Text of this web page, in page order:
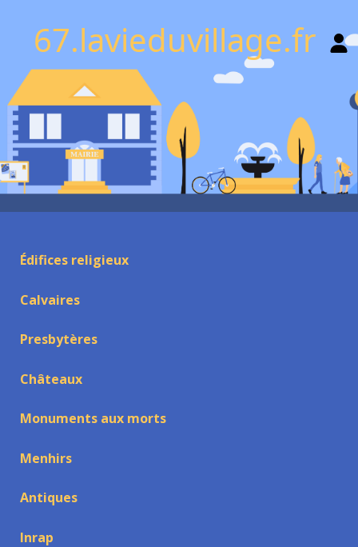
67.lavieduvillage.fr
Édifices religieux
Calvaires
Presbytères
Châteaux
Monuments aux morts
Menhirs
Antiques
Inrap